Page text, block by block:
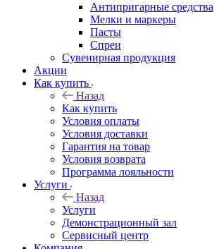
Антипригарные средства
Мелки и маркеры
Пасты
Спреи
Сувенирная продукция
Акции
Как купить
Назад
Как купить
Условия оплаты
Условия доставки
Гарантия на товар
Условия возврата
Программа лояльности
Услуги
Назад
Услуги
Демонстрационный зал
Сервисный центр